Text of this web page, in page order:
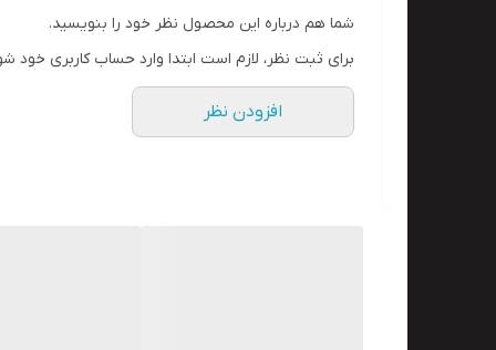
لازم به ذکر است که به دلیل طراحی منحصر به فرد این
شما هم درباره این محصول نظر خود را بنویسید.
برای ثبت نظر، لازم است ابتدا وارد حساب کاربری خود
افزودن نظر